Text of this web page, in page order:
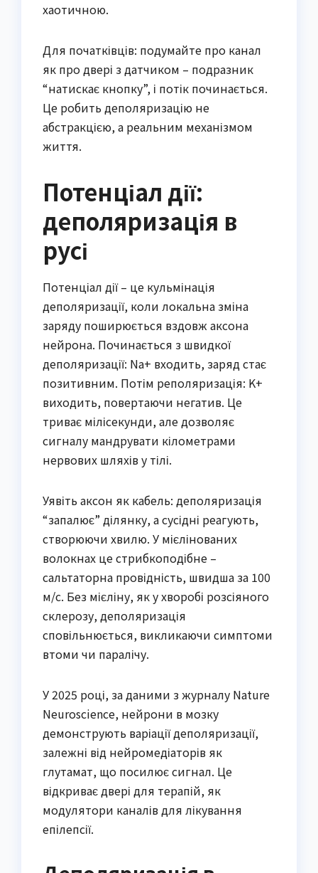
хаотичною.
Для початківців: подумайте про канал
як про двері з датчиком – подразник
“натискає кнопку”, і потік починається.
Це робить деполяризацію не
абстракцією, а реальним механізмом
життя.
Потенціал дії:
деполяризація в
русі
Потенціал дії – це кульмінація
деполяризації, коли локальна зміна
заряду поширюється вздовж аксона
нейрона. Починається з швидкої
деполяризації: Na+ входить, заряд стає
позитивним. Потім реполяризація: K+
виходить, повертаючи негатив. Це
триває мілісекунди, але дозволяє
сигналу мандрувати кілометрами
нервових шляхів у тілі.
Уявіть аксон як кабель: деполяризація
“запалює” ділянку, а сусідні реагують,
створюючи хвилю. У мієлінованих
волокнах це стрибкоподібне –
сальтаторна провідність, швидша за 100
м/с. Без мієліну, як у хворобі розсіяного
склерозу, деполяризація
сповільнюється, викликаючи симптоми
втоми чи паралічу.
У 2025 році, за даними з журналу Nature
Neuroscience, нейрони в мозку
демонструють варіації деполяризації,
залежні від нейромедіаторів як
глутамат, що посилює сигнал. Це
відкриває двері для терапій, як
модулятори каналів для лікування
епілепсії.